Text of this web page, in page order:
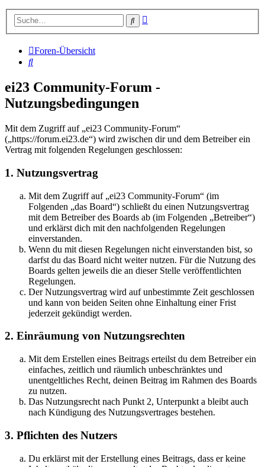
Suche
Foren-Übersicht
Suche
ei23 Community-Forum -
Nutzungsbedingungen
Mit dem Zugriff auf „ei23 Community-Forum“
(„https://forum.ei23.de“) wird zwischen dir und dem Betreiber ein
Vertrag mit folgenden Regelungen geschlossen:
1. Nutzungsvertrag
Mit dem Zugriff auf „ei23 Community-Forum“ (im
Folgenden „das Board“) schließt du einen Nutzungsvertrag
mit dem Betreiber des Boards ab (im Folgenden „Betreiber“)
und erklärst dich mit den nachfolgenden Regelungen
einverstanden.
Wenn du mit diesen Regelungen nicht einverstanden bist, so
darfst du das Board nicht weiter nutzen. Für die Nutzung des
Boards gelten jeweils die an dieser Stelle veröffentlichten
Regelungen.
Der Nutzungsvertrag wird auf unbestimmte Zeit geschlossen
und kann von beiden Seiten ohne Einhaltung einer Frist
jederzeit gekündigt werden.
2. Einräumung von Nutzungsrechten
Mit dem Erstellen eines Beitrags erteilst du dem Betreiber ein
einfaches, zeitlich und räumlich unbeschränktes und
unentgeltliches Recht, deinen Beitrag im Rahmen des Boards
zu nutzen.
Das Nutzungsrecht nach Punkt 2, Unterpunkt a bleibt auch
nach Kündigung des Nutzungsvertrages bestehen.
3. Pflichten des Nutzers
Du erklärst mit der Erstellung eines Beitrags, dass er keine